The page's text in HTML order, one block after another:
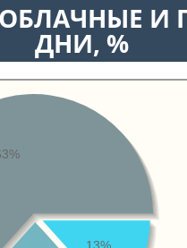
И
ДНИ, %